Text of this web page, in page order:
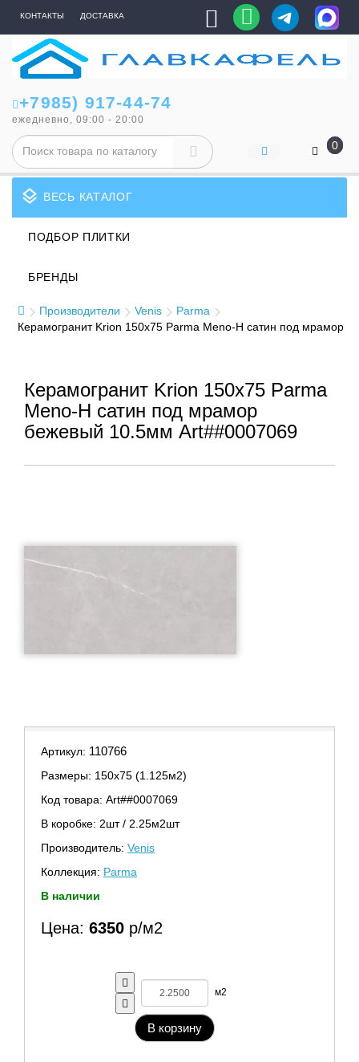
КОНТАКТЫ ДОСТАВКА
+7985) 917-44-74
ежедневно, 09:00 - 20:00
0
layers ВЕСЬ КАТАЛОГ
ПОДБОР ПЛИТКИ
БРЕНДЫ
Производители Venis
Parma
Керамогранит Krion 150x75 Parma Meno-H сатин под мрамор
Керамогранит Krion 150x75 Parma
Meno-H сатин под мрамор
бежевый 10.5мм Art##0007069
Артикул: 110766
Размеры: 150х75 (1.125м2)
Код товара: Art##0007069
В коробке: 2шт / 2.25м2шт
Производитель: Venis
Коллекция: Parma
В наличии
Цена: 6350 р/м2
м2
В корзину